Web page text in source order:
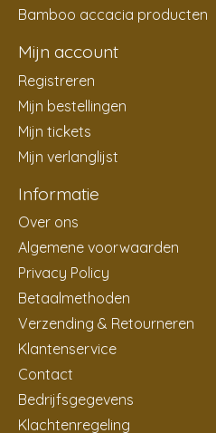
Bamboo accacia producten
Mijn account
Registreren
Mijn bestellingen
Mijn tickets
Mijn verlanglijst
Informatie
Over ons
Algemene voorwaarden
Privacy Policy
Betaalmethoden
Verzending & Retourneren
Klantenservice
Contact
Bedrijfsgegevens
Klachtenregeling